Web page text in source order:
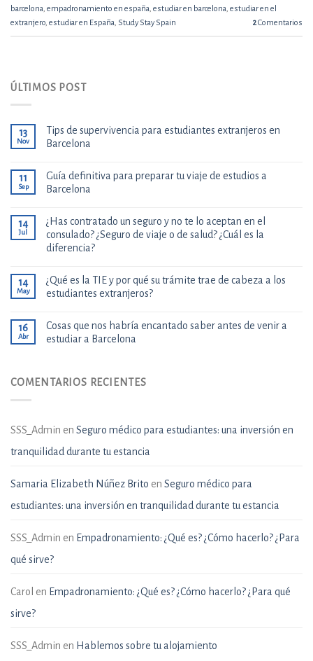
barcelona, empadronamiento en españa, estudiar en barcelona, estudiar en el
extranjero, estudiar en España, Study Stay Spain 2Comentarios
ÚLTIMOS POST
13
Nov
Tips de supervivencia para estudiantes extranjeros en
Barcelona
11
Sep
Guía definitiva para preparar tu viaje de estudios a
Barcelona
14
Jul
¿Has contratado un seguro y no te lo aceptan en el
consulado? ¿Seguro de viaje o de salud? ¿Cuál es la
diferencia?
14
May
¿Qué es la TIE y por qué su trámite trae de cabeza a los
estudiantes extranjeros?
16
Abr
Cosas que nos habría encantado saber antes de venir a
estudiar a Barcelona
COMENTARIOS RECIENTES
SSS_Admin en Seguro médico para estudiantes: una inversión en
tranquilidad durante tu estancia
Samaria Elizabeth Núñez Brito en Seguro médico para
estudiantes: una inversión en tranquilidad durante tu estancia
SSS_Admin en Empadronamiento: ¿Qué es? ¿Cómo hacerlo? ¿Para
qué sirve?
Carol en Empadronamiento: ¿Qué es? ¿Cómo hacerlo? ¿Para qué
sirve?
SSS_Admin en Hablemos sobre tu alojamiento